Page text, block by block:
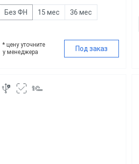
Без ФН 15 мес 36 мес
* цену уточните
у менеджера
Под заказ